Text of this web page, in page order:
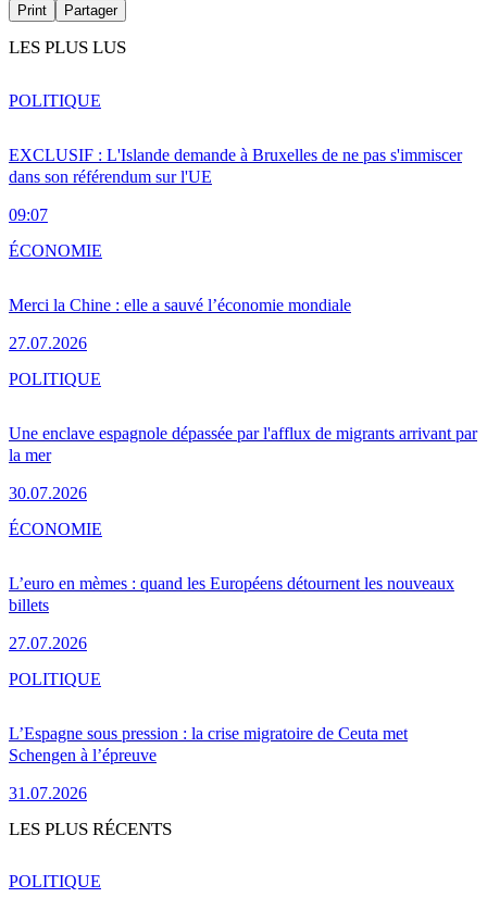
Print Partager
LES PLUS LUS
EXCLUSIF : L'Islande demande à Bruxelles de ne pas s'immiscer
dans son référendum sur l'UE
09:07
POLITIQUE
Merci la Chine : elle a sauvé l’économie mondiale
27.07.2026
ÉCONOMIE
Une enclave espagnole dépassée par l'afflux de migrants arrivant par
la mer
30.07.2026
POLITIQUE
L’euro en mèmes : quand les Européens détournent les nouveaux
billets
27.07.2026
ÉCONOMIE
L’Espagne sous pression : la crise migratoire de Ceuta met
Schengen à l’épreuve
31.07.2026
POLITIQUE
LES PLUS RÉCENTS
POLITIQUE